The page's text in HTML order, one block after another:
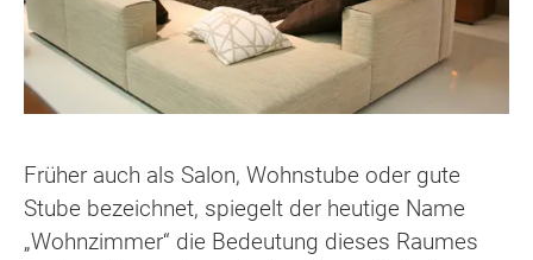
Früher auch als Salon, Wohnstube oder gute
Stube bezeichnet, spiegelt der heutige Name
„Wohnzimmer“ die Bedeutung dieses Raumes